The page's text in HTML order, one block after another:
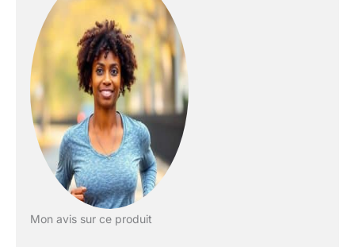
Mon avis sur ce produit